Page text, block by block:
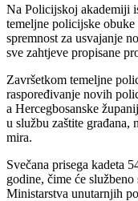
Na Policijskoj akademiji
temeljne policijske
spremnost za usvajanje
sve zahtjeve propisane
Završetkom temeljne
raspoređivanje novih
a Hercegbosanske
u službu zaštite
mira.
Svečana prisega kadeta
godine, čime će
Ministarstva unutarnjih